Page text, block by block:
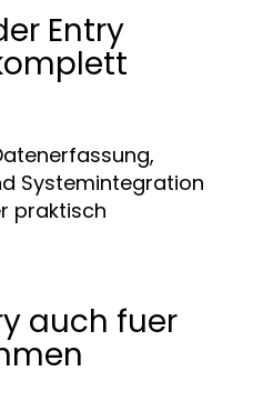
Entry
Systemintegration
praktisch
auch fuer